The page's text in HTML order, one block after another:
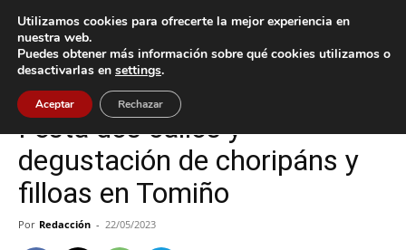
Inicio Cultura / Ocio
Cultura / Ocio Tomiño
Festa dos callos y
degustación de choripáns y
filloas en Tomiño
Por Redacción - 22/05/2023
Utilizamos cookies para ofrecerte la mejor experiencia en
nuestra web.
Puedes obtener más información sobre qué cookies utilizamos o
desactivarlas en settings.
Aceptar Rechazar